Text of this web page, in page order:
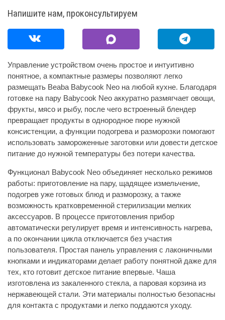
Напишите нам, проконсультируем
Управление устройством очень простое и интуитивно
понятное, а компактные размеры позволяют легко
размещать Beaba Babycook Neo на любой кухне. Благодаря
готовке на пару Babycook Neo аккуратно размягчает овощи,
фрукты, мясо и рыбу, после чего встроенный блендер
превращает продукты в однородное пюре нужной
консистенции, а функции подогрева и разморозки помогают
использовать замороженные заготовки или довести детское
питание до нужной температуры без потери качества.
Функционал Babycook Neo объединяет несколько режимов
работы: приготовление на пару, щадящее измельчение,
подогрев уже готовых блюд и разморозку, а также
возможность кратковременной стерилизации мелких
аксессуаров. В процессе приготовления прибор
автоматически регулирует время и интенсивность нагрева,
а по окончании цикла отключается без участия
пользователя. Простая панель управления с лаконичными
кнопками и индикаторами делает работу понятной даже для
тех, кто готовит детское питание впервые. Чаша
изготовлена из закаленного стекла, а паровая корзина из
нержавеющей стали. Эти материалы полностью безопасны
для контакта с продуктами и легко поддаются уходу.